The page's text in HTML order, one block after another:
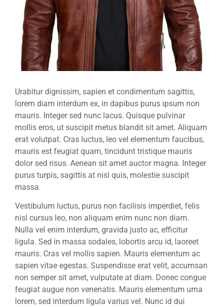
Urabitur dignissim, sapien et condimentum sagittis,
lorem diam interdum ex, in dapibus purus ipsum non
mauris. Integer sed nunc lacus. Quisque pulvinar
mollis eros, ut suscipit metus blandit sit amet. Aliquam
erat volutpat. Cras luctus, leo vel elementum faucibus,
mauris est feugiat quam, tincidunt tristique mauris
dolor sed risus. Aenean sit amet auctor magna. Integer
purus turpis, sagittis at nisl quis, molestie suscipit
massa.
Vestibulum luctus, purus non facilisis imperdiet, felis
nisl cursus leo, non aliquam enim nunc non diam.
Nulla vel enim interdum, gravida justo ac, efficitur
ligula. Sed in massa sodales, lobortis arcu id, laoreet
mauris. Cras vel mollis sapien. Mauris elementum ac
sapien vitae egestas. Suspendisse erat velit, accumsan
non semper sit amet, vulputate at diam. Donec congue
feugiat augue non venenatis. Mauris elementum urna
lorem, sed interdum ligula varius vel. Nunc id dui